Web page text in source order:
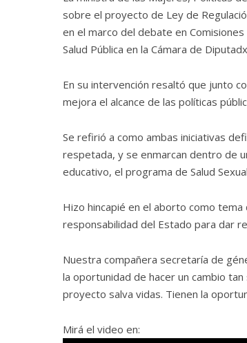
sobre el proyecto de Ley de
en el marco del debate en
Salud Pública en la Cámara de
En su intervención resaltó que junto
mejora el alcance de las políticas
Se refirió a como ambas iniciativas
respetada, y se enmarcan dentro de
educativo, el programa de Salud
Hizo hincapié en el aborto como
responsabilidad del Estado para dar
Nuestra compañera secretaría de
la oportunidad de hacer un cambio
proyecto salva vidas. Tienen la
Mirá el video en: